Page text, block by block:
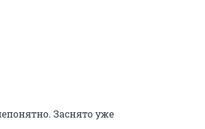
Заснято уже